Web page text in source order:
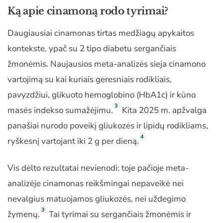
Ką apie cinamoną rodo tyrimai?
Daugiausiai cinamonas tirtas medžiagų apykaitos
kontekste, ypač su 2 tipo diabetu sergančiais
žmonėmis. Naujausios meta-analizės sieja cinamono
vartojimą su kai kuriais geresniais rodikliais,
pavyzdžiui, glikuoto hemoglobino (HbA1c) ir kūno
masės indekso sumažėjimu. 3
Kita 2025 m. apžvalga
panašiai nurodo poveikį gliukozės ir lipidų rodikliams,
ryškesnį vartojant iki 2 g per dieną. 4
Vis dėlto rezultatai nevienodi: toje pačioje meta-
analizėje cinamonas reikšmingai nepaveikė nei
nevalgius matuojamos gliukozės, nei uždegimo
žymenų. 3 Tai tyrimai su sergančiais žmonėmis ir